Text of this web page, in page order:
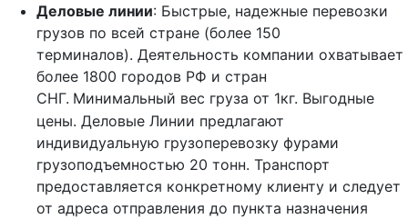
Деловые линии: Быстрые, надежные перевозки
грузов по всей стране (более 150
терминалов). Деятельность компании охватывает
более 1800 городов РФ и стран
СНГ. Минимальный вес груза от 1кг. Выгодные
цены. Деловые Линии предлагают
индивидуальную грузоперевозку фурами
грузоподъемностью 20 тонн. Транспорт
предоставляется конкретному клиенту и следует
от адреса отправления до пункта назначения